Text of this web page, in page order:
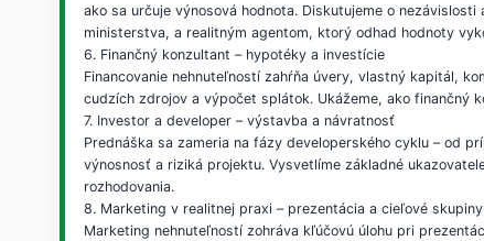
ako sa určuje výnosová hodnota. Diskutujeme o
ministerstva, a realitným agentom, ktorý odhad hodnoty
6. Finančný konzultant – hypotéky a investície
Financovanie nehnuteľností zahŕňa úvery, vlastný kapitál,
cudzích zdrojov a výpočet splátok. Ukážeme, ako finančný
7. Investor a developer – výstavba a návratnosť
Prednáška sa zameria na fázy developerského cyklu – od
výnosnosť a riziká projektu. Vysvetlíme základné
rozhodovania.
8. Marketing v realitnej praxi – prezentácia a cieľové skupiny
Marketing nehnuteľností zohráva kľúčovú úlohu pri